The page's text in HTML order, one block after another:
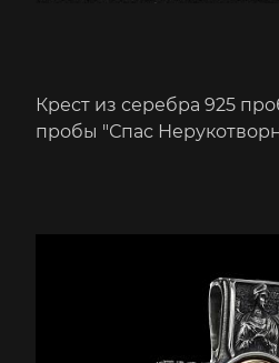
Крест из серебра 925
пробы "Спас